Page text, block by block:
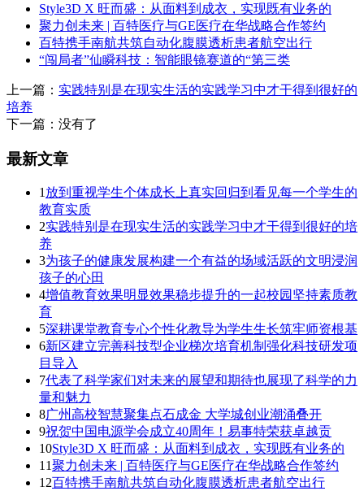
Style3D X 旺而盛：从面料到成衣，实现既有业务的
聚力创未来 | 百特医疗与GE医疗在华战略合作签约
百特携手南航共筑自动化腹膜透析患者航空出行
“闯局者”仙瞬科技：智能眼镜赛道的“第三类
上一篇： 实践特别是在现实生活的实践学习中才干得到很好的
培养
下一篇：没有了
最新文章
1 放到重视学生个体成长上真实回归到看见每一个学生的
教育实质
2实践特别是在现实生活的实践学习中才干得到很好的培
养
3为孩子的健康发展构建一个有益的场域活跃的文明浸润
孩子的心田
4增值教育效果明显效果稳步提升的一起校园坚持素质教
育
5深耕课堂教育专心个性化教导为学生生长筑牢师资根基
6新区建立完善科技型企业梯次培育机制强化科技研发项
目导入
7代表了科学家们对未来的展望和期待也展现了科学的力
量和魅力
8广州高校智慧聚集点石成金 大学城创业潮涌叠开
9祝贺中国电源学会成立40周年！易事特荣获卓越贡
10Style3D X 旺而盛：从面料到成衣，实现既有业务的
11聚力创未来 | 百特医疗与GE医疗在华战略合作签约
12百特携手南航共筑自动化腹膜透析患者航空出行